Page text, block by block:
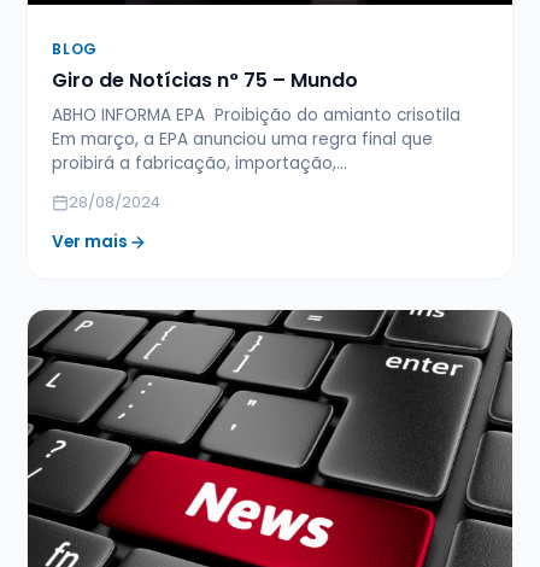
BLOG
Giro de Notícias n° 75 – Mundo
ABHO INFORMA EPA Proibição do amianto crisotila
Em março, a EPA anunciou uma regra final que
proibirá a fabricação, importação,…
28/08/2024
Ver mais